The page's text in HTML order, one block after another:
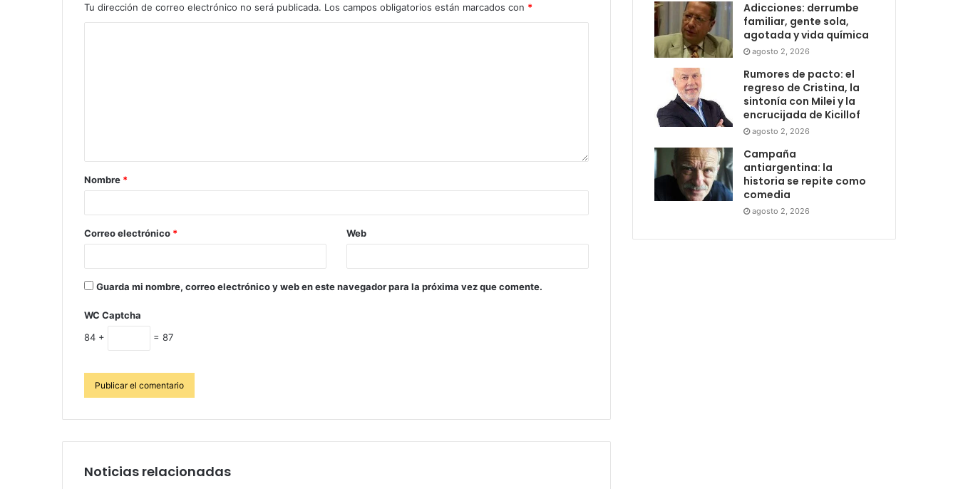
Tu dirección de correo electrónico no será publicada. Los campos obligatorios están marcados con *
Nombre *
Correo electrónico * Web
Guarda mi nombre, correo electrónico y web en este navegador para la próxima vez que comente.
WC Captcha
84 +
= 87
Noticias relacionadas
Adicciones: derrumbe
familiar, gente sola,
agotada y vida química
agosto 2, 2026
Rumores de pacto: el
regreso de Cristina, la
sintonía con Milei y la
encrucijada de Kicillof
agosto 2, 2026
Campaña
antiargentina: la
historia se repite como
comedia
agosto 2, 2026